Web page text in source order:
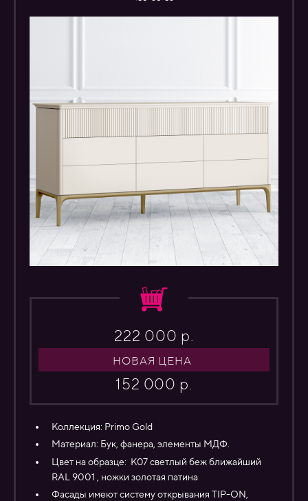
222 000 р.
НОВАЯ ЦЕНА
152 000 р.
Коллекция: Primo Gold
Материал: Бук, фанера, элементы МДФ.
Цвет на образце: К07 светлый беж ближайший
RAL 9001 , ножки золотая патина
Фасады имеют систему открывания TIP-ON,